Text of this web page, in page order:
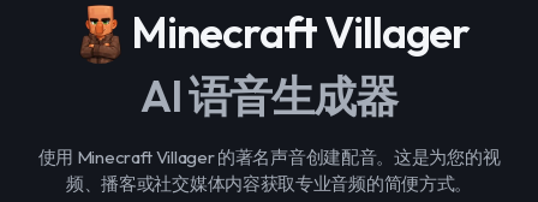
Minecraft Villager
AI 语音生成器
使用 Minecraft Villager 的著名声音创建配音。这是为您的视
频、播客或社交媒体内容获取专业音频的简便方式。